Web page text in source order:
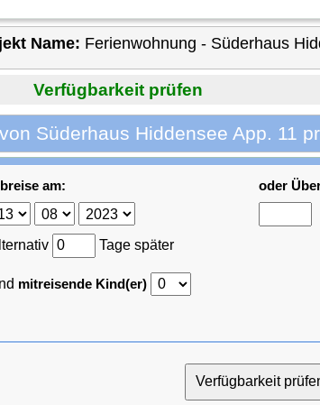
Name: Ferienwohnung - Süderhaus
Verfügbarkeit prüfen
Süderhaus Hiddensee App. 11
am:
Tage später
oder
mitreisende Kind(er)